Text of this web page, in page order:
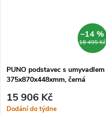
18 495 Kč
–14 %
PUNO podstavec s umyvadlem
375x870x448xmm, černá
15 906 Kč
Dodání do týdne